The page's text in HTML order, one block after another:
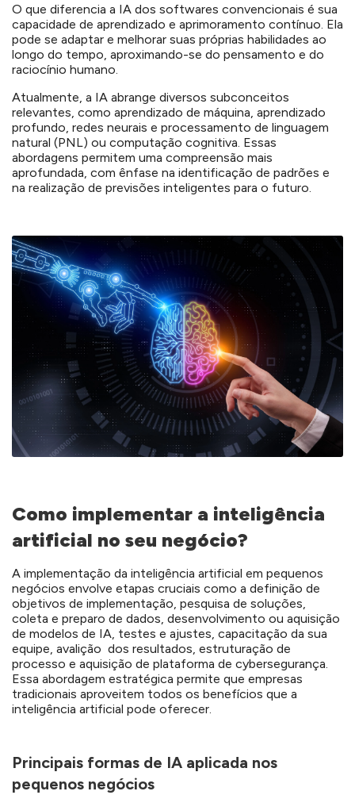
O que diferencia a IA dos softwares convencionais é sua
capacidade de aprendizado e aprimoramento contínuo. Ela
pode se adaptar e melhorar suas próprias habilidades ao
longo do tempo, aproximando-se do pensamento e do
raciocínio humano.
Atualmente, a IA abrange diversos subconceitos
relevantes, como aprendizado de máquina, aprendizado
profundo, redes neurais e processamento de linguagem
natural (PNL) ou computação cognitiva. Essas
abordagens permitem uma compreensão mais
aprofundada, com ênfase na identificação de padrões e
na realização de previsões inteligentes para o futuro.
Como implementar a inteligência
artificial no seu negócio?
A implementação da inteligência artificial em pequenos
negócios envolve etapas cruciais como a definição de
objetivos de implementação, pesquisa de soluções,
coleta e preparo de dados, desenvolvimento ou aquisição
de modelos de IA, testes e ajustes, capacitação da sua
equipe, avalição dos resultados, estruturação de
processo e aquisição de plataforma de cybersegurança.
Essa abordagem estratégica permite que empresas
tradicionais aproveitem todos os benefícios que a
inteligência artificial pode oferecer.
Principais formas de IA aplicada nos
pequenos negócios